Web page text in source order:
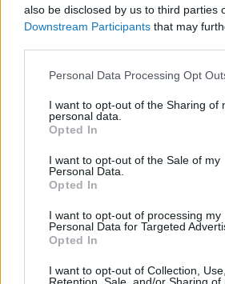
also be disclosed by us to third parties
Downstream Participants that may
Please note that this website/app uses
not limited to your visit or usage
grant or deny consent to Google and
use your data for below specified
consent section.
Personal Data Processing Opt
I want to opt-out of the Sharing of
personal data.
Opted In
I want to opt-out of the Sale of my
Personal Data.
Opted In
I want to opt-out of processing my
Personal Data for Targeted
Opted In
I want to opt-out of Collection, Use,
A világ legveszélyesebb
Közép-Mediterrán útvonal, A